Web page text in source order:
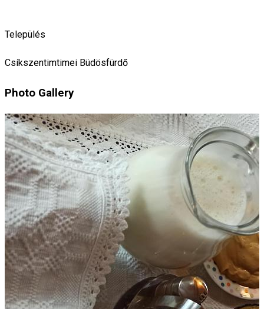
Település
Csíkszentimtimei Büdösfürdő
Photo Gallery